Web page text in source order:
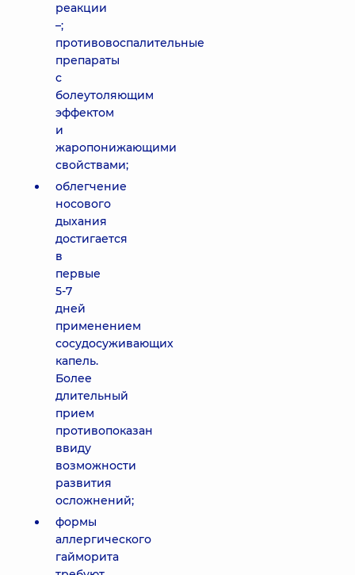
реакции
–;
противовоспалительные
препараты
с
болеутоляющим
эффектом
и
жаропонижающими
свойствами;
облегчение
носового
дыхания
достигается
в
первые
5-7
дней
применением
сосудосуживающих
капель.
Более
длительный
прием
противопоказан
ввиду
возможности
развития
осложнений;
формы
аллергического
гайморита